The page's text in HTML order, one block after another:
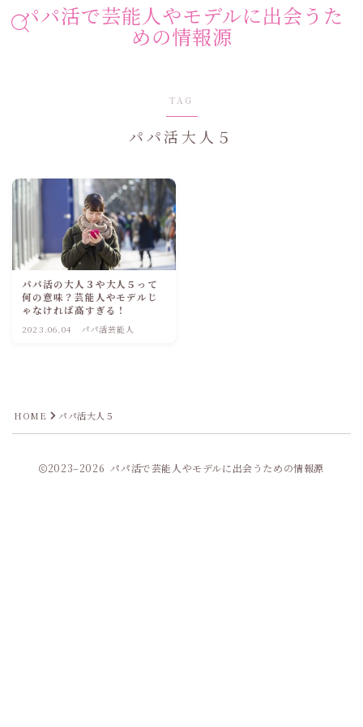
パパ活で芸能人やモデルに出会うた
めの情報源
TAG
パパ活大人５
パパ活の大人３や大人５って
何の意味？芸能人やモデルじ
ゃなければ高すぎる！
2023.06.04 パパ活芸能人
HOME パパ活大人５
2023–2026 パパ活で芸能人やモデルに出会うための情報源